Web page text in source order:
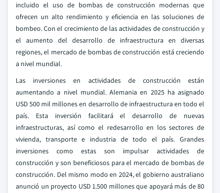
incluido el uso de bombas de construcción modernas que
ofrecen un alto rendimiento y eficiencia en las soluciones de
bombeo. Con el crecimiento de las actividades de construcción y
el aumento del desarrollo de infraestructura en diversas
regiones, el mercado de bombas de construcción está creciendo
a nivel mundial.
Las inversiones en actividades de construcción están
aumentando a nivel mundial. Alemania en 2025 ha asignado
USD 500 mil millones en desarrollo de infraestructura en todo el
país. Esta inversión facilitará el desarrollo de nuevas
infraestructuras, así como el redesarrollo en los sectores de
vivienda, transporte e industria de todo el país. Grandes
inversiones como estas son impulsar actividades de
construcción y son beneficiosos para el mercado de bombas de
construcción. Del mismo modo en 2024, el gobierno australiano
anunció un proyecto USD 1.500 millones que apoyará más de 80